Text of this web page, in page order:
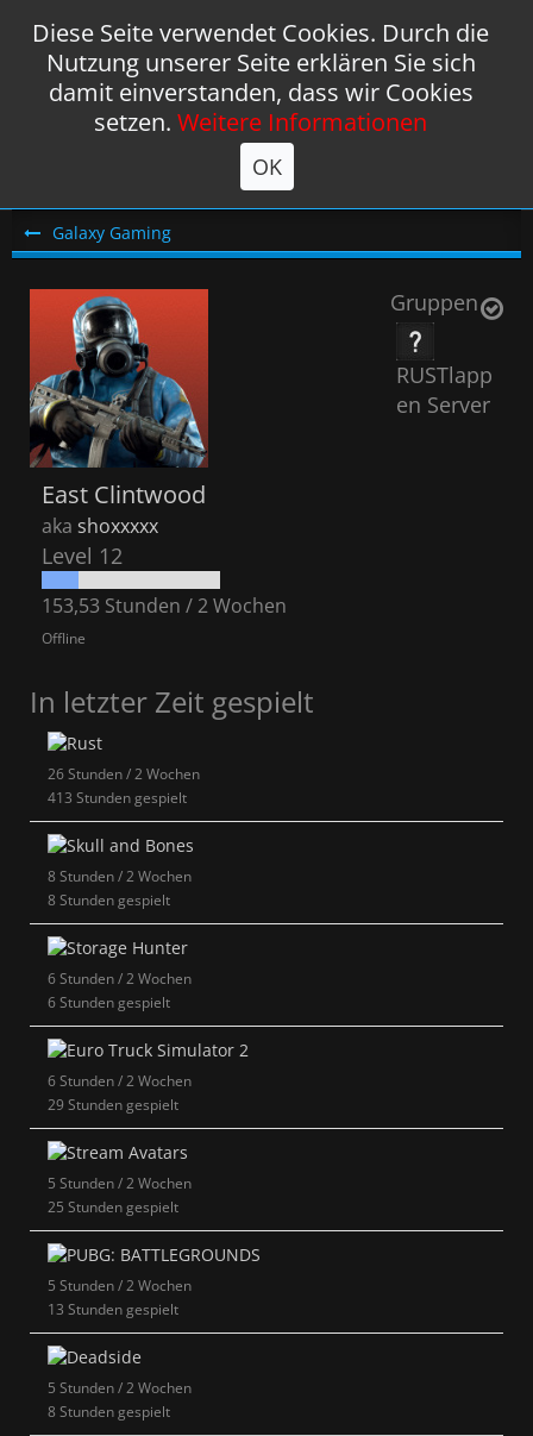
Galaxy Gaming
East Clintwood
aka shoxxxxx
Level 12
153,53 Stunden / 2 Wochen
Offline
Gruppen
RUSTlapp
en Server
In letzter Zeit gespielt
26 Stunden / 2 Wochen
413 Stunden gespielt
8 Stunden / 2 Wochen
8 Stunden gespielt
6 Stunden / 2 Wochen
6 Stunden gespielt
6 Stunden / 2 Wochen
29 Stunden gespielt
5 Stunden / 2 Wochen
25 Stunden gespielt
5 Stunden / 2 Wochen
13 Stunden gespielt
5 Stunden / 2 Wochen
8 Stunden gespielt
Diese Seite verwendet Cookies. Durch die
Nutzung unserer Seite erklären Sie sich
damit einverstanden, dass wir Cookies
setzen. Weitere Informationen
OK